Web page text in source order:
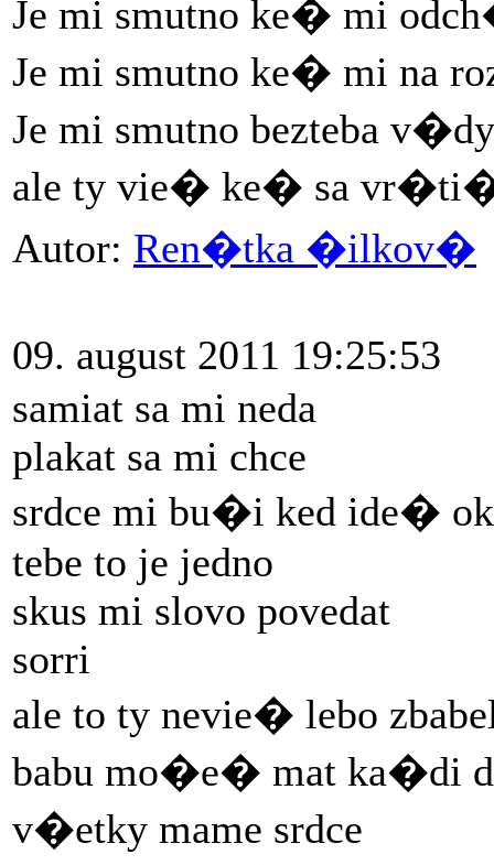
Je mi smutno ke� mi
Je mi smutno ke� mi na
Je mi smutno bezteba
ale ty vie� ke� sa
Autor: Ren�tka �ilkov�
09. august 2011 19:25:53
samiat sa mi neda
plakat sa mi chce
srdce mi bu�i ked ide�
tebe to je jedno
skus mi slovo povedat
sorri
ale to ty nevie� lebo
babu mo�e� mat ka�di
v�etky mame srdce